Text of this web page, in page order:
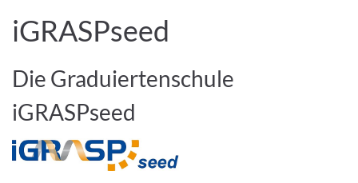
iGRASPseed
Die Graduiertenschule
iGRASPseed